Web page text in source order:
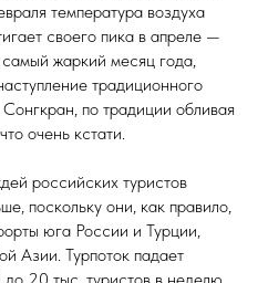
температура воздуха
своего пика в апреле —
жаркий месяц года,
традиционного
по традиции обливая
очень кстати.
российских туристов
поскольку они, как правило,
юга России и Турции,
Азии. Турпоток падает